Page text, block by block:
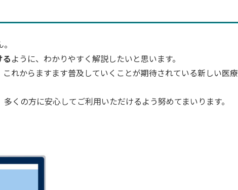
るように、わかりやすく解説したいと思います。
れからますます普及していくことが期待されている新しい医療
くの方に安心してご利用いただけるよう努めてまいります。